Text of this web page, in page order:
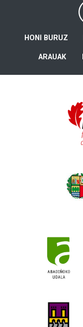
HONI BURUZ
ARAUAK